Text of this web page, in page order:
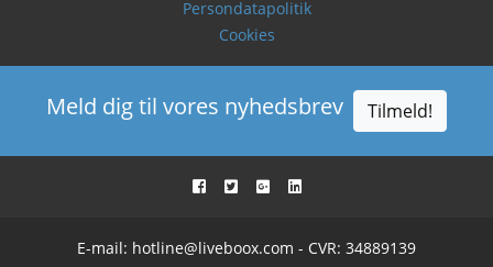
Persondatapolitik
Cookies
Meld dig til vores nyhedsbrev Tilmeld!
E-mail: hotline@liveboox.com - CVR: 34889139